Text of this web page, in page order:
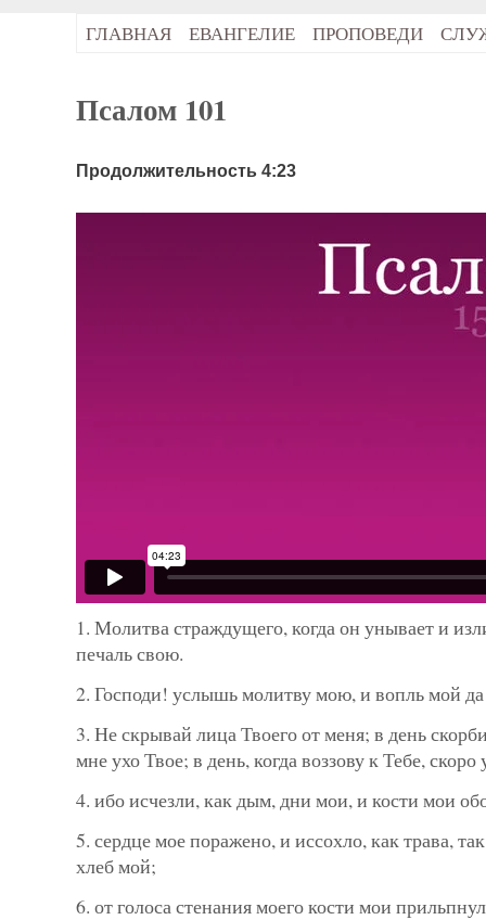
ГЛАВНАЯ ЕВАНГЕЛИЕ ПРОПОВЕДИ
Псалом 101
Продолжительность 4:23
1. Молитва страждущего, когда он унывает и
печаль свою.
2. Господи! услышь молитву мою, и вопль мой да
3. Не скрывай лица Твоего от меня; в день
мне ухо Твое; в день, когда воззову к Тебе,
4. ибо исчезли, как дым, дни мои, и кости мои
5. сердце мое поражено, и иссохло, как трава,
хлеб мой;
6. от голоса стенания моего кости мои